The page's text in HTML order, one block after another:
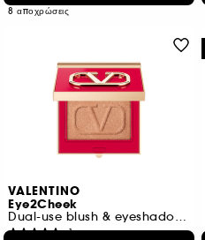
8 αποχρώσεις
VALENTINO
Eye2Cheek
Dual-use blush & eyeshadow powder
1